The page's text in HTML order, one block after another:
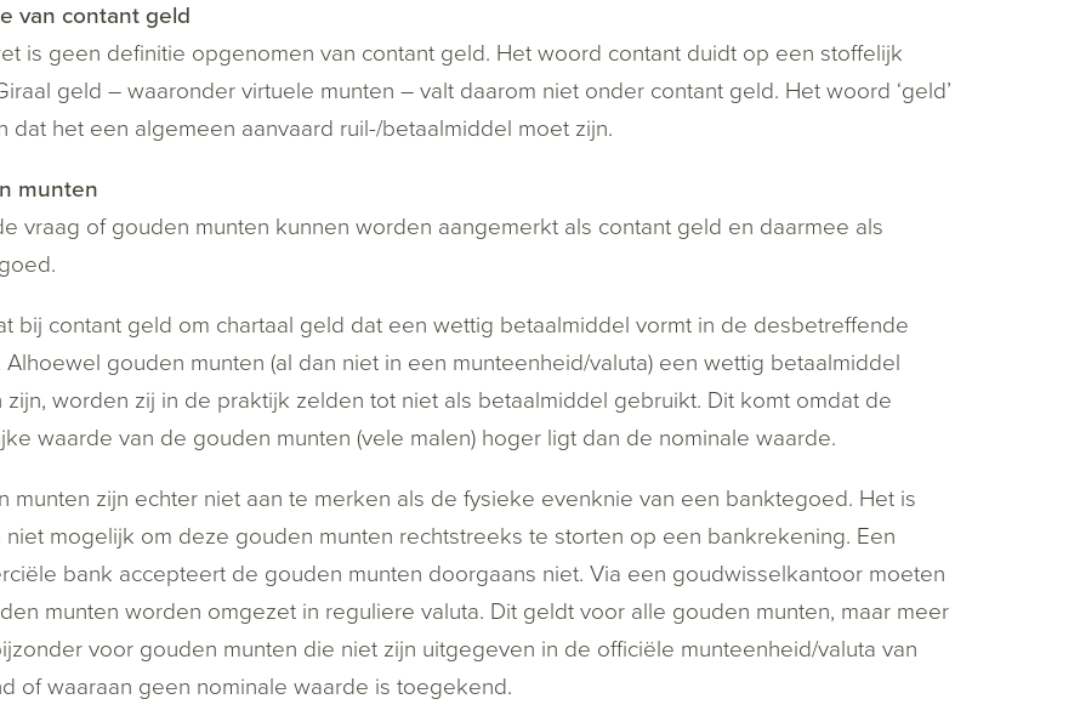
van contant geld
is geen definitie opgenomen van contant geld. Het woord contant duidt op een stoffelijk
geld – waaronder virtuele munten – valt daarom niet onder contant geld. Het woord ‘geld’
dat het een algemeen aanvaard ruil-/betaalmiddel moet zijn.
munten
vraag of gouden munten kunnen worden aangemerkt als contant geld en daarmee als
bij contant geld om chartaal geld dat een wettig betaalmiddel vormt in de desbetreffende
Alhoewel gouden munten (al dan niet in een munteenheid/valuta) een wettig betaalmiddel
zijn, worden zij in de praktijk zelden tot niet als betaalmiddel gebruikt. Dit komt omdat de
waarde van de gouden munten (vele malen) hoger ligt dan de nominale waarde.
munten zijn echter niet aan te merken als de fysieke evenknie van een banktegoed. Het is
niet mogelijk om deze gouden munten rechtstreeks te storten op een bankrekening. Een
bank accepteert de gouden munten doorgaans niet. Via een goudwisselkantoor moeten
munten worden omgezet in reguliere valuta. Dit geldt voor alle gouden munten, maar meer
voor gouden munten die niet zijn uitgegeven in de officiële munteenheid/valuta van
of waaraan geen nominale waarde is toegekend.